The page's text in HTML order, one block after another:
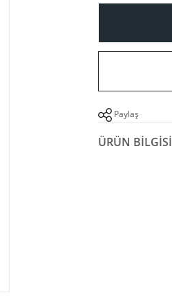
Paylaş
ÜRÜN BILGISI